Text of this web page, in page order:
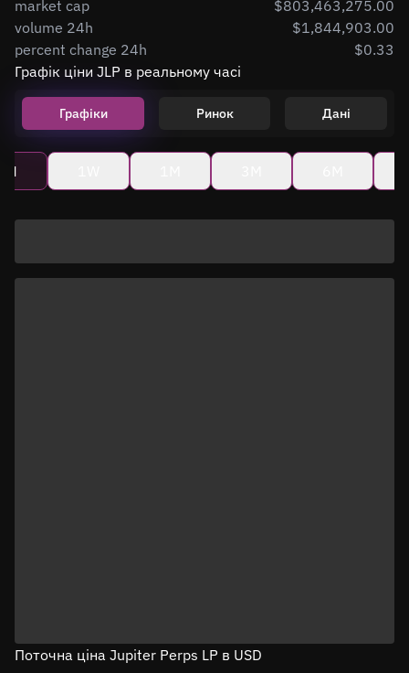
market cap
$803,463,275.00
volume 24h
$1,844,903.00
percent change 24h
$0.33
Графік ціни JLP в реальному часі
Графіки Ринок Дані
Поточна ціна Jupiter Perps LP в USD